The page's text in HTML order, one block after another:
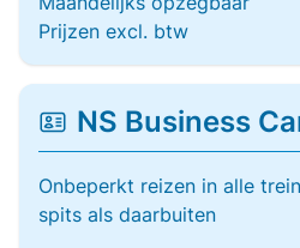
Prijzen excl. btw
NS Business
Onbeperkt reizen in alle
spits als daarbuiten